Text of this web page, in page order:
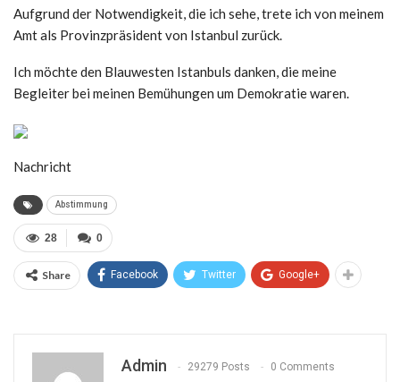
Aufgrund der Notwendigkeit, die ich sehe, trete ich von meinem
Amt als Provinzpräsident von Istanbul zurück.
Ich möchte den Blauwesten Istanbuls danken, die meine
Begleiter bei meinen Bemühungen um Demokratie waren.
Nachricht
Abstimmung
0
28
Share Facebook Twitter Google+
Admin 29279 Posts 0 Comments